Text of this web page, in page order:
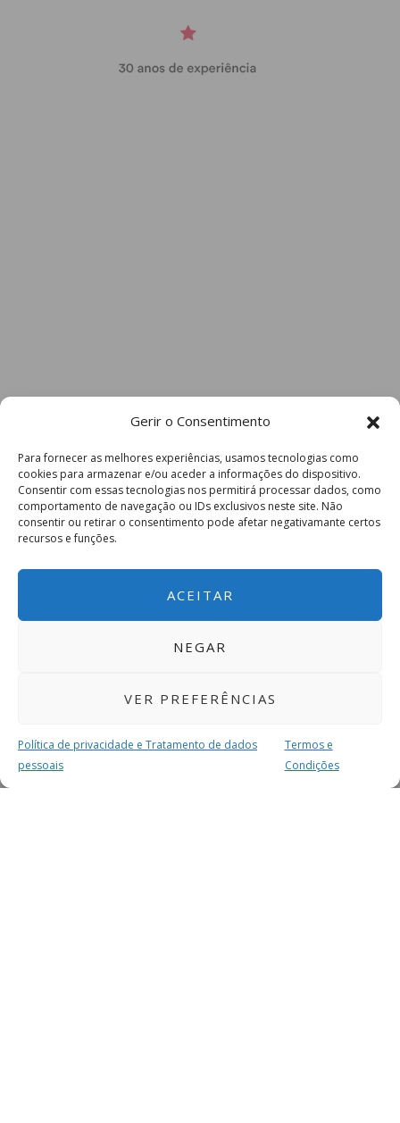
Gerir o Consentimento
Para fornecer as melhores experiências, usamos tecnologias como
cookies para armazenar e/ou aceder a informações do dispositivo.
Consentir com essas tecnologias nos permitirá processar dados, como
comportamento de navegação ou IDs exclusivos neste site. Não
consentir ou retirar o consentimento pode afetar negativamante certos
recursos e funções.
ACEITAR
NEGAR
VER PREFERÊNCIAS
Política de privacidade e Tratamento de dados
pessoais
Termos e
Condições